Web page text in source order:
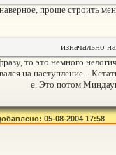
проще строить
изначально
то это немного
на наступление...
е. Это потом
05-08-2004 17:58